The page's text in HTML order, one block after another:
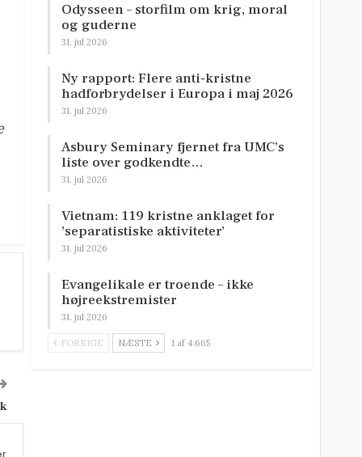
Odysseen – storfilm om krig, moral
og guderne
31. jul 2026
Ny rapport: Flere anti-kristne
hadforbrydelser i Europa i maj 2026
31. jul 2026
Asbury Seminary fjernet fra UMC’s
liste over godkendte…
31. jul 2026
Vietnam: 119 kristne anklaget for
’separatistiske aktiviteter’
31. jul 2026
Evangelikale er troende – ikke
højreekstremister
31. jul 2026
FORRIGE NÆSTE 1 af 4.665